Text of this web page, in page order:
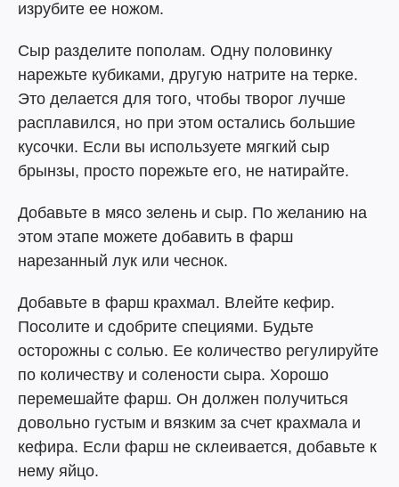
изрубите ее ножом.
Сыр разделите пополам. Одну половинку
нарежьте кубиками, другую натрите на терке.
Это делается для того, чтобы творог лучше
расплавился, но при этом остались большие
кусочки. Если вы используете мягкий сыр
брынзы, просто порежьте его, не натирайте.
Добавьте в мясо зелень и сыр. По желанию на
этом этапе можете добавить в фарш
нарезанный лук или чеснок.
Добавьте в фарш крахмал. Влейте кефир.
Посолите и сдобрите специями. Будьте
осторожны с солью. Ее количество регулируйте
по количеству и солености сыра. Хорошо
перемешайте фарш. Он должен получиться
довольно густым и вязким за счет крахмала и
кефира. Если фарш не склеивается, добавьте к
нему яйцо.